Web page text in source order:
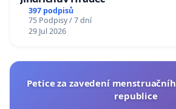
397 podpisů
75 Podpisy / 7 dní
29 Jul 2026
Petice za zavedení
republice